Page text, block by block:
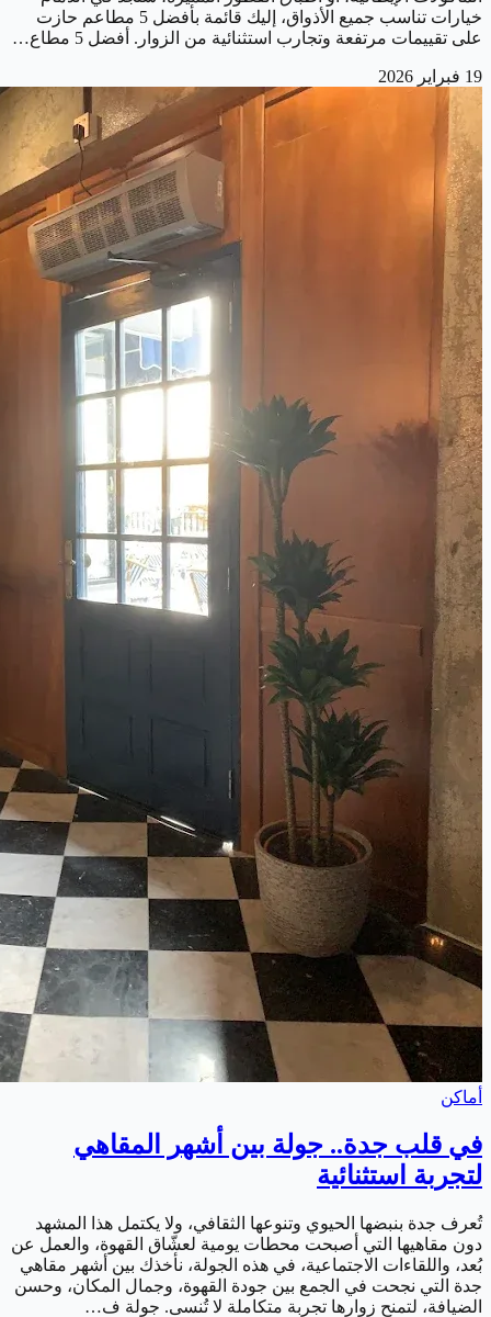
خيارات تناسب جميع الأذواق، إليك قائمة بأفضل 5 مطاعم حازت
على تقييمات مرتفعة وتجارب استثنائية من الزوار. أفضل 5 مطاع…
19 فبراير 2026
أماكن
في قلب جدة.. جولة بين أشهر المقاهي
لتجربة استثنائية
تُعرف جدة بنبضها الحيوي وتنوعها الثقافي، ولا يكتمل هذا المشهد
دون مقاهيها التي أصبحت محطات يومية لعشّاق القهوة، والعمل عن
بُعد، واللقاءات الاجتماعية، في هذه الجولة، نأخذك بين أشهر مقاهي
جدة التي نجحت في الجمع بين جودة القهوة، وجمال المكان، وحسن
الضيافة، لتمنح زوارها تجربة متكاملة لا تُنسى. جولة ف…